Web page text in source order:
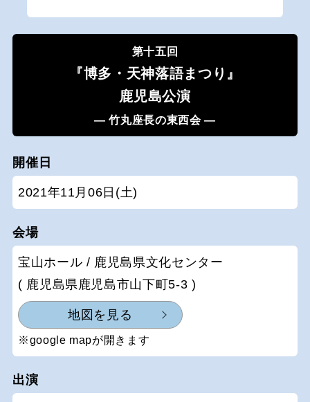
第十五回
『博多・天神落語まつり』
鹿児島公演
― 竹丸座長の東西会 ―
開催日
2021年11月06日(土)
会場
宝山ホール / 鹿児島県文化センター
( 鹿児島県鹿児島市山下町5-3 )
地図を見る
※google mapが開きます
出演